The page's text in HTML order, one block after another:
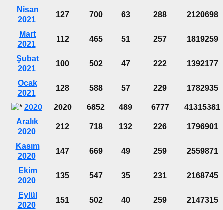
Nisan
2021
127 700 63 288 2120698
Mart
2021
112 465 51 257 1819259
Şubat
2021
100 502 47 222 1392177
Ocak
2021
128 588 57 229 1782935
2020 2020 6852 489 6777
41315381
Aralık
2020
212 718 132 226 1796901
Kasım
2020
147 669 49 259 2559871
Ekim
2020
135 547 35 231 2168745
Eylül
2020
151 502 40 259 2147315